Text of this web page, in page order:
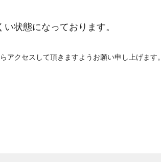
状態になっております。
アクセスして頂きますようお願い申し上げます。